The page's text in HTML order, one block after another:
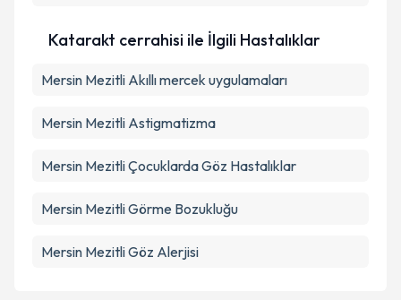
Katarakt cerrahisi ile İlgili Hastalıklar
Mersin Mezitli Akıllı mercek uygulamaları
Mersin Mezitli Astigmatizma
Mersin Mezitli Çocuklarda Göz Hastalıklar
Mersin Mezitli Görme Bozukluğu
Mersin Mezitli Göz Alerjisi